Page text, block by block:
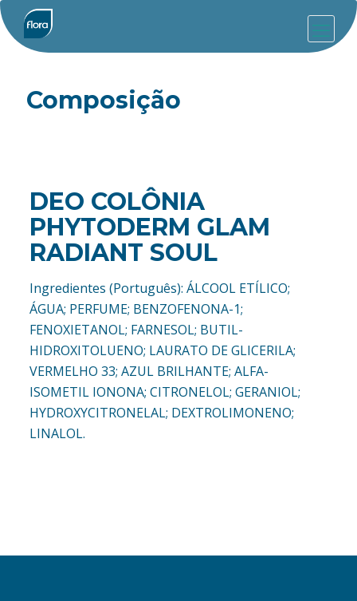
Composição
DEO COLÔNIA
PHYTODERM GLAM
RADIANT SOUL
Ingredientes (Português): ÁLCOOL ETÍLICO;
ÁGUA; PERFUME; BENZOFENONA-1;
FENOXIETANOL; FARNESOL; BUTIL-
HIDROXITOLUENO; LAURATO DE GLICERILA;
VERMELHO 33; AZUL BRILHANTE; ALFA-
ISOMETIL IONONA; CITRONELOL; GERANIOL;
HYDROXYCITRONELAL; DEXTROLIMONENO;
LINALOL.